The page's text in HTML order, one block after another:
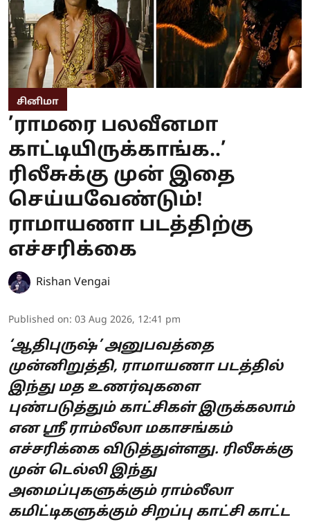
சினிமா
’ராமரை பலவீனமா
காட்டியிருக்காங்க..’
ரிலீசுக்கு முன் இதை
செய்யவேண்டும்!
ராமாயணா படத்திற்கு
எச்சரிக்கை
Rishan Vengai
Published on: 03 Aug 2026, 12:41 pm
‘ஆதிபுருஷ்’ அனுபவத்தை
முன்னிறுத்தி, ராமாயணா படத்தில்
இந்து மத உணர்வுகளை
புண்படுத்தும் காட்சிகள் இருக்கலாம்
என ஸ்ரீ ராம்லீலா மகாசங்கம்
எச்சரிக்கை விடுத்துள்ளது. ரிலீசுக்கு
முன் டெல்லி இந்து
அமைப்புகளுக்கும் ராம்லீலா
கமிட்டிகளுக்கும் சிறப்பு காட்சி காட்ட